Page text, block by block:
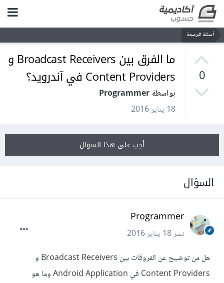
أسئلة البرمجة
0
ما الفرق بين Broadcast Receivers و
Content Providers في آندرويد؟
بواسطة Programmer
18 يناير 2016
أجب على هذا السؤال
السؤال
Programmer
نشر18 يناير 2016
هل من توضيح عن الفروقات بين Broadcast Receivers و
Content Providers في Android Application وما هو